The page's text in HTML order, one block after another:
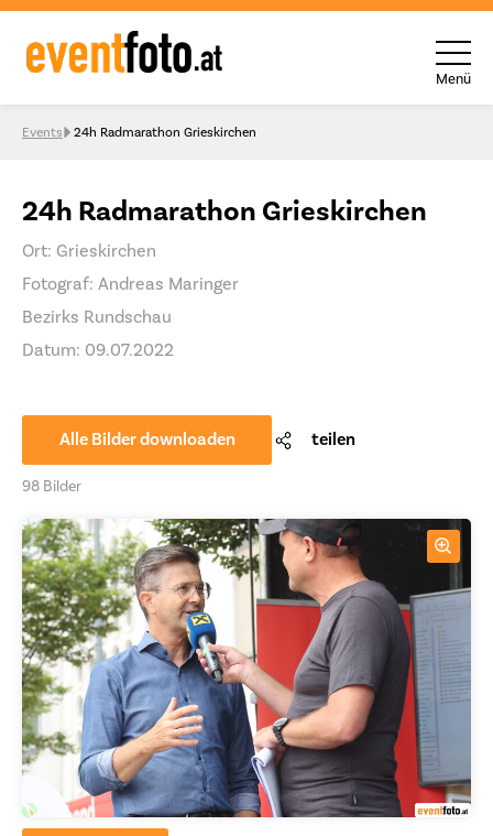
Skip to content
Menü
Events 24h Radmarathon Grieskirchen
24h Radmarathon Grieskirchen
Ort: Grieskirchen
Fotograf: Andreas Maringer
Bezirks Rundschau
Datum: 09.07.2022
Alle Bilder downloaden teilen
98 Bilder